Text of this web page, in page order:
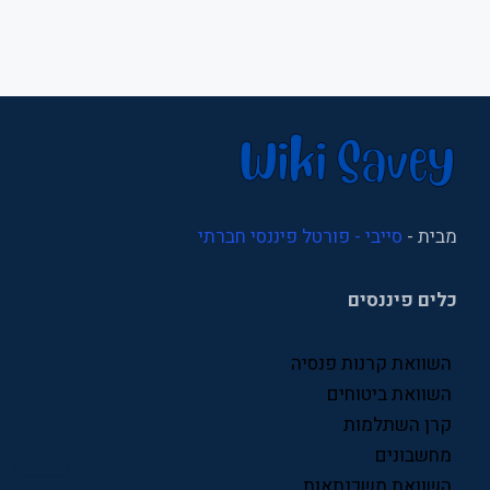
ניהול
סניפי ביטוח לאומי
פיננסים
פנסיה
קרן פנסיה
מבית - סייבי - פורטל פיננסי חברתי
כלים פיננסים
השוואת קרנות פנסיה
השוואת ביטוחים
קרן השתלמות
מחשבונים